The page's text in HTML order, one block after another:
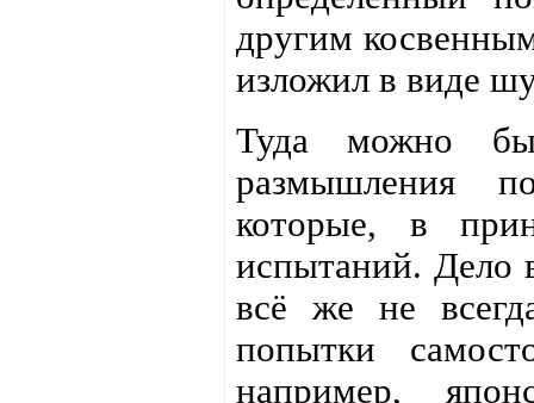
другим
изложил в виде
Туда можно
размышления
которые, в
испытаний. Дело
всё же не
попытки
например,